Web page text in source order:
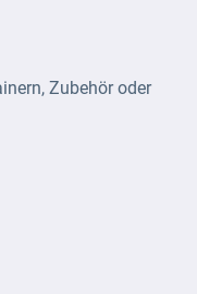
Zubehör oder